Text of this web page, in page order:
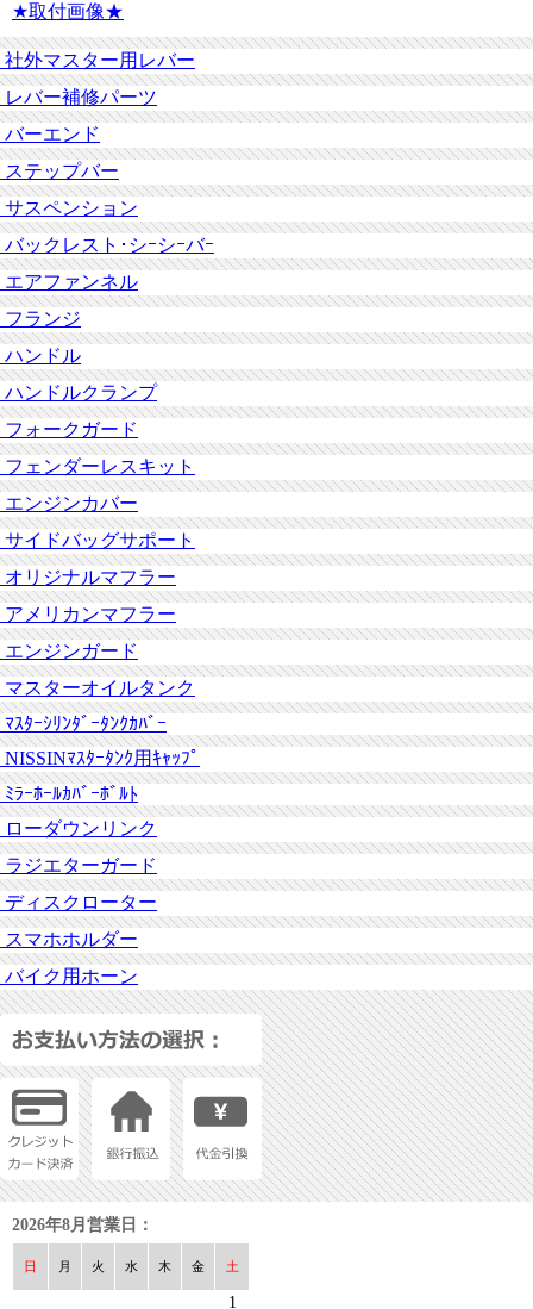
★取付画像★
社外マスター用レバー
レバー補修パーツ
バーエンド
ステップバー
サスペンション
バックレスト･シｰシｰバｰ
エアファンネル
フランジ
ハンドル
ハンドルクランプ
フォークガード
フェンダーレスキット
エンジンカバー
サイドバッグサポート
オリジナルマフラー
アメリカンマフラー
エンジンガード
マスターオイルタンク
ﾏｽﾀｰｼﾘﾝﾀﾞｰﾀﾝｸｶﾊﾞｰ
NISSINﾏｽﾀｰﾀﾝｸ用ｷｬｯﾌﾟ
ﾐﾗｰﾎｰﾙｶﾊﾞｰﾎﾞﾙﾄ
ローダウンリンク
ラジエターガード
ディスクローター
スマホホルダー
バイク用ホーン
2026年8月営業日：
日 月 火 水 木 金 土
1